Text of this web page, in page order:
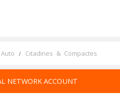
Citadines & Compactes
NETWORK ACCOUNT